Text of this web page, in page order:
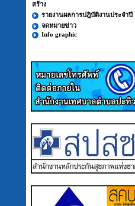
สร้าง
รายงานผลการปฎิบัติงานประจำปี
จดหมายข่าว
Info graphic